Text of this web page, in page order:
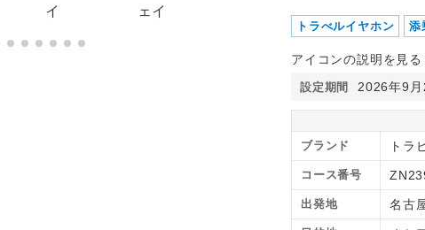
トラべルイヤホン 添
アイコンの説明を見る
設定期間 2026年9
ブランド トラ
コース番号
出発地 名古